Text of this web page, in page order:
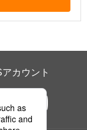
カウント